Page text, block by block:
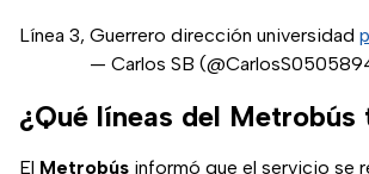
Línea 3, Guerrero dirección universidad
— Carlos SB
¿Qué líneas del Metrobús
El Metrobús informó que el servicio se